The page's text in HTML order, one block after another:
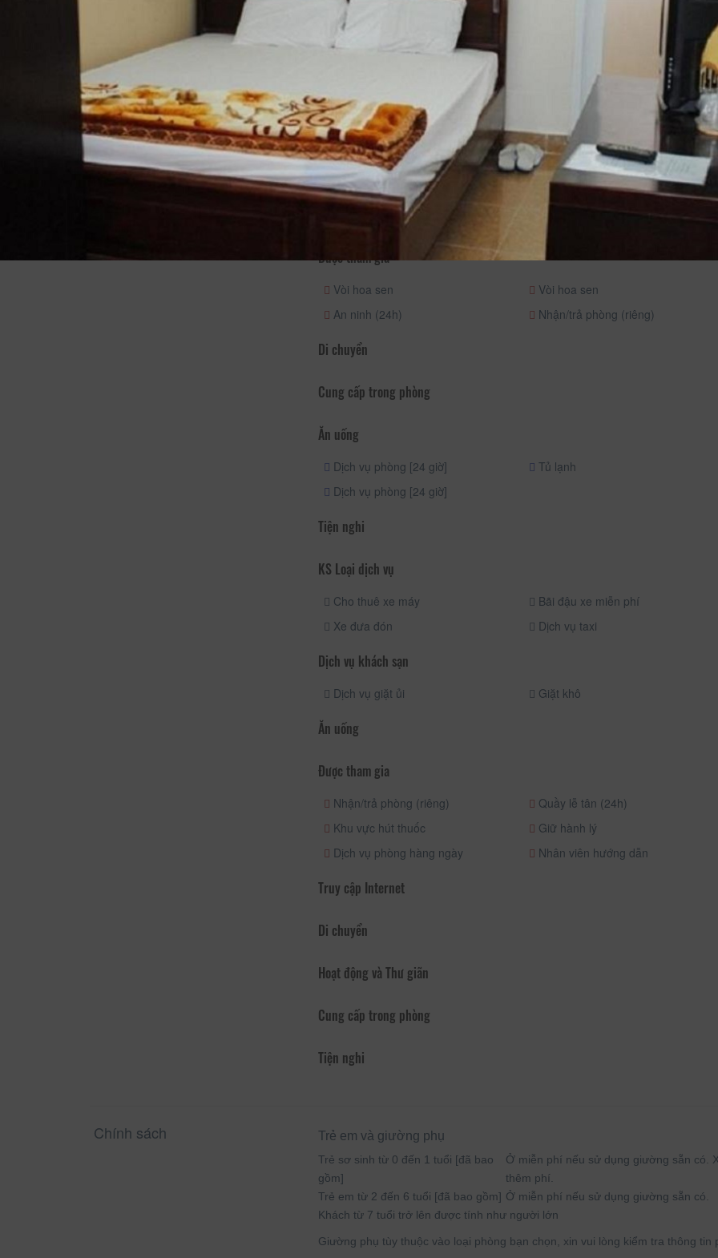
Biệt thự Du lịch Bạch Tuyết là lựa chọn được nhiều du khách yêu thích. Nơi
thường chỉ mất khoảng 28 phút để đến sân bay. Chỗ nghỉ có vị trí rất thuận
các điểm du lịch nổi tiếng. Hãy tận hưởng các dịch vụ và tiện nghi đa dạng,
nghi nổi bật tại điểm đến này bao gồm miễn phí wifi tất cả các phòng, wifi
cho du khách không gian ấm cúng, gần gũi như một ngôi nhà thứ hai. Một số
phẳng, internet không dây, bàn, quầy bar mini, điện thoại. Chỗ nghỉ cũng có
bao giờ cảm thấy nhàm chán. Cho lý do để đến Đà Lạt là gì đi nữa, Biệt thự
chuyến nghỉ mát đầy háo hức và thú vị.
Dịch vụ - Tiện ích Truy cập Internet
Hoạt động và Thư giãn
Được tham gia
Vòi hoa sen Vòi hoa sen
An ninh (24h)
Nhận/trả phòng (riêng)
Di chuyển
Cung cấp trong phòng
Ăn uống
Dịch vụ phòng [24 giờ] Tủ lạnh
Dịch vụ phòng [24 giờ]
Tiện nghi
KS Loại dịch vụ
Cho thuê xe máy Bãi đậu xe miễn phí
Xe đưa đón
Dịch vụ taxi
Dịch vụ khách sạn
Dịch vụ giặt ủi Giặt khô
Ăn uống
Được tham gia
Nhận/trả phòng (riêng) Quầy lễ tân (24h)
Khu vực hút thuốc
Giữ hành lý
Dịch vụ phòng hàng ngày
Nhân viên hướng dẫn
Truy cập Internet
Di chuyển
Hoạt động và Thư giãn
Cung cấp trong phòng
Tiện nghi
Chính sách Trẻ em và giường phụ
Trẻ sơ sinh từ 0 đến 1 tuổi [đã bao
gồm]
Ở miễn phí nếu sử dụng giường sẵn có.
thêm phí.
Trẻ em từ 2 đến 6 tuổi [đã bao gồm] Ở miễn phí nếu sử dụng giường sẵn có.
Khách từ 7 tuổi trở lên được tính như người lớn
Giường phụ tùy thuộc vào loại phòng bạn chọn, xin vui lòng kiểm tra thông tin